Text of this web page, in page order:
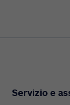
Servizio e